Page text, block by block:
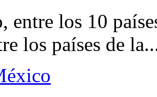
entre los 10
los países de